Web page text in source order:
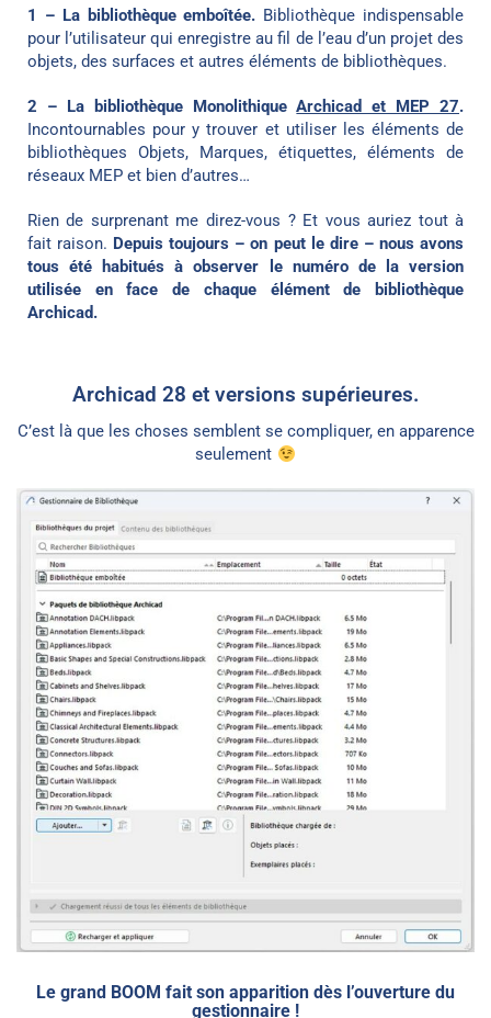
1 – La bibliothèque emboîtée. Bibliothèque indispensable
pour l’utilisateur qui enregistre au fil de l’eau d’un projet des
objets, des surfaces et autres éléments de bibliothèques.
2 – La bibliothèque MonolithiqueArchicad et MEP 27.
Incontournables pour y trouver et utiliser les éléments de
bibliothèques Objets, Marques, étiquettes, éléments de
réseaux MEP et bien d’autres…
Rien de surprenant me direz-vous ? Et vous auriez tout à
fait raison. Depuis toujours – on peut le dire – nous avons
tous été habitués à observer le numéro de la version
utilisée en face de chaque élément de bibliothèque
Archicad.
Archicad 28 et versions supérieures.
C’est là que les choses semblent se compliquer, en apparence
seulement
Le grand BOOM fait son apparition dès l’ouverture du
gestionnaire !